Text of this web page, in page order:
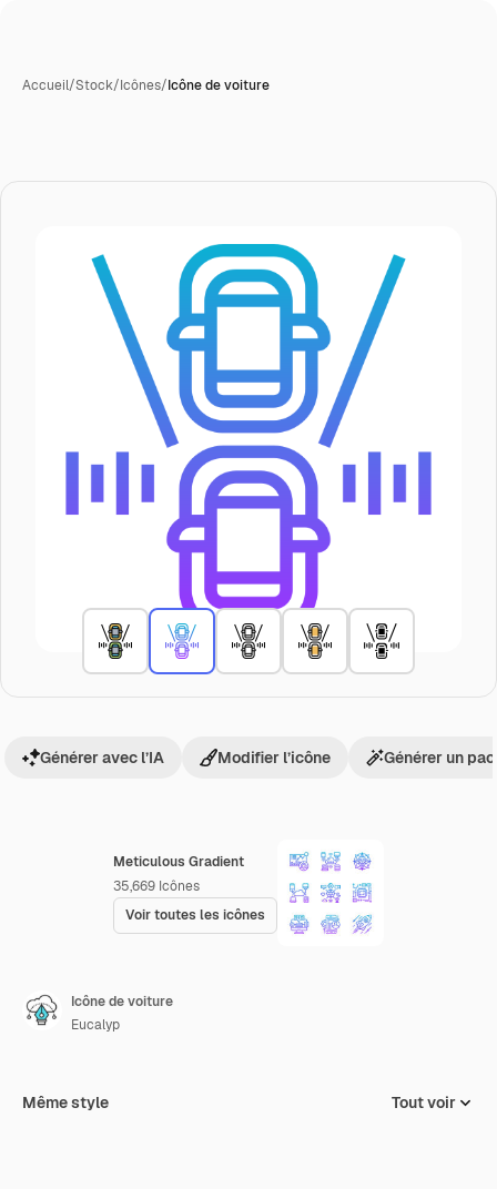
Accueil/Stock/Icônes/Icône de voiture
Meticulous Gradient
35,669 Icônes
Voir toutes les icônes
Générer avec l’IA Modifier l’icône Générer un
Icône de voiture
Eucalyp
Même style Tout voir